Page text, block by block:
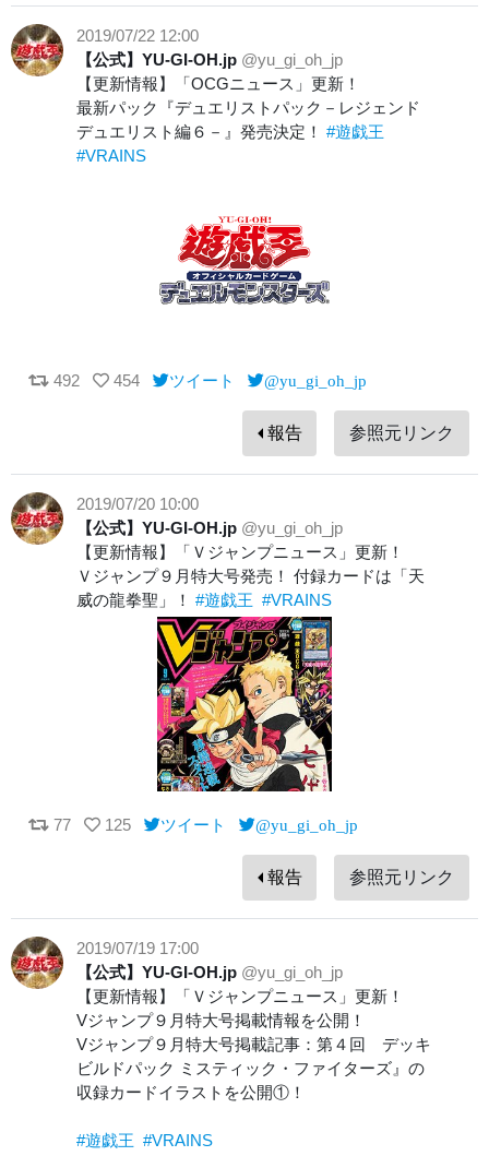
2019/07/22 12:00
【公式】YU-GI-OH.jp @yu_gi_oh_jp
【更新情報】「OCGニュース」更新！
最新パック『デュエリストパック－レジェンド
デュエリスト編６－』発売決定！ #遊戯王
#VRAINS
492 454 ツイート @yu_gi_oh_jp
報告 参照元リンク
2019/07/20 10:00
【公式】YU-GI-OH.jp @yu_gi_oh_jp
【更新情報】「Ｖジャンプニュース」更新！
Ｖジャンプ９月特大号発売！ 付録カードは「天
威の龍拳聖」！ #遊戯王 #VRAINS
77 125 ツイート @yu_gi_oh_jp
報告 参照元リンク
2019/07/19 17:00
【公式】YU-GI-OH.jp @yu_gi_oh_jp
【更新情報】「Ｖジャンプニュース」更新！
Vジャンプ９月特大号掲載情報を公開！
Vジャンプ９月特大号掲載記事：第４回 デッキ
ビルドパック ミスティック・ファイターズ』の
収録カードイラストを公開①！
#遊戯王 #VRAINS